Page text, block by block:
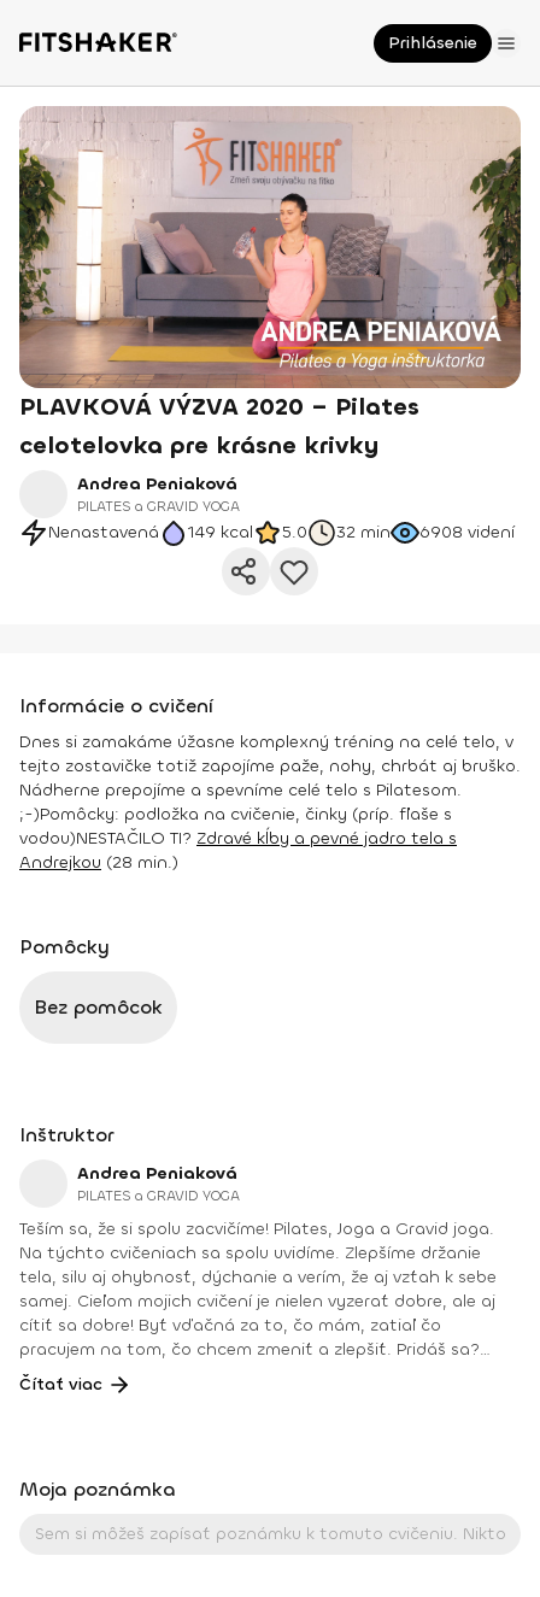
Prihlásenie
PLAVKOVÁ VÝZVA 2020 – Pilates
celotelovka pre krásne krivky
Andrea Peniaková
PILATES a GRAVID YOGA
Nenastavená 149 kcal 5.0 32 min 6908 videní
Informácie o cvičení
Dnes si zamakáme úžasne komplexný tréning na celé telo, v
tejto zostavičke totiž zapojíme paže, nohy, chrbát aj bruško.
Nádherne prepojíme a spevníme celé telo s Pilatesom.
;-)Pomôcky: podložka na cvičenie, činky (príp. fľaše s
vodou)NESTAČILO TI? Zdravé kĺby a pevné jadro tela s
Andrejkou (28 min.)
Pomôcky
Bez pomôcok
Inštruktor
Andrea Peniaková
PILATES a GRAVID YOGA
Teším sa, že si spolu zacvičíme! Pilates, Joga a Gravid joga.
Na týchto cvičeniach sa spolu uvidíme. Zlepšíme držanie
tela, silu aj ohybnosť, dýchanie a verím, že aj vzťah k sebe
samej. Cieľom mojich cvičení je nielen vyzerať dobre, ale aj
cítiť sa dobre! Byť vďačná za to, čo mám, zatiaľ čo
pracujem na tom, čo chcem zmeniť a zlepšiť. Pridáš sa?
Teším sa na teba na online lekciách vo Fitshakeri, aj vo
Fitshaker podcaste! Taktiež osobne na mojich hodinách v
@andrea_mindfulflow Dosiahnuté vzdelanie: • Špecializačný
IYN certificate – Mindfulness Yoga Instructor (mesačný
Čítať viac
Moja poznámka